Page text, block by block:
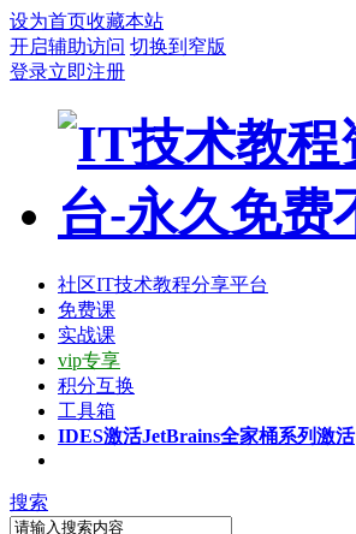
设为首页收藏本站
开启辅助访问 切换到窄版
登录立即注册
社区IT技术教程分享平台
免费课
实战课
vip专享
积分互换
工具箱
IDES激活JetBrains全家桶系列激活
搜索